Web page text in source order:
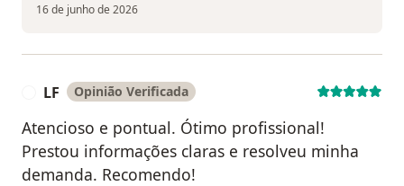
16 de junho de 2026
LF Opinião Verificada
Atencioso e pontual. Ótimo profissional!
Prestou informações claras e resolveu minha
demanda. Recomendo!